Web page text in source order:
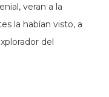
veran a la
la habían visto, a
del